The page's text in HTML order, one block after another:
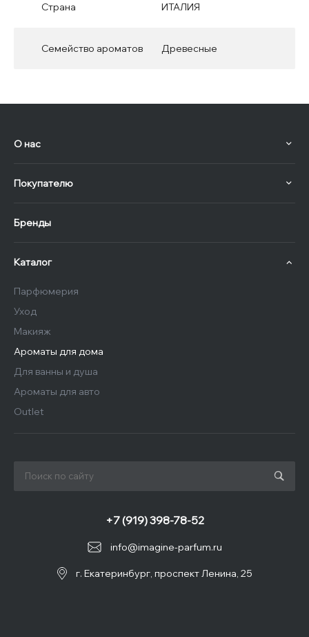
Страна ИТАЛИЯ
Семейство ароматов Древесные
О нас
Покупателю
Бренды
Каталог
Парфюмерия
Уход
Макияж
Ароматы для дома
Для ванны и душа
Ароматы для авто
Outlet
info@imagine-parfum.ru
+7 (919) 398-78-52
г. Екатеринбург, проспект Ленина, 25